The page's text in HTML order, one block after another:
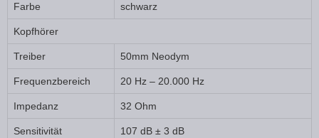
Farbe schwarz
Kopfhörer
Treiber 50mm Neodym
Frequenzbereich 20 Hz – 20.000 Hz
Impedanz 32 Ohm
Sensitivität 107 dB ± 3 dB